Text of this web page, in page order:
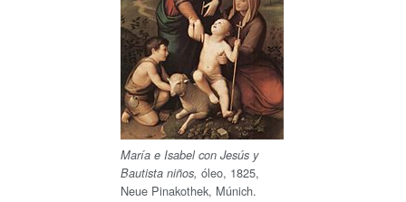
María e Isabel con Jesús y
Bautista niños, óleo, 1825,
Neue Pinakothek, Múnich.